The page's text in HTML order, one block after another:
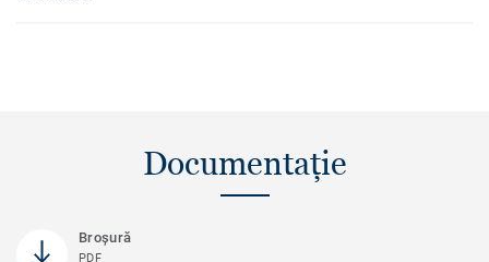
Documentație
Broşură
PDF